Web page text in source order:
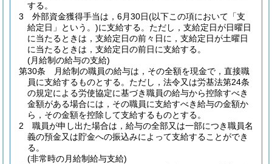
する。
3
外部資金獲得手当は，6月30日(以下この項において「支
給定日」という。)に支給する。 ただし，支給定日が日曜日
に当たるときは，支給定日の前々日に，支給定日が土曜日
に当たるときは，支給定日の前日に支給する。
(月給制の給与の支給)
第30条
月給制の職員の給与は，その全額を現金で，直接職
員に支給するものとする。 ただし，法令又は労基法第24条
の規定による労使協定に基づき職員の給与から控除すべき
金額がある場合には，その職員に支給すべき給与の金額か
ら，その金額を控除して支給するものとする。
2
職員が申し出た場合は，給与の全部又は一部につき職員名
義の預金又は貯金への振込みによって支給することができ
る。
(非常時の月給制給与支給)